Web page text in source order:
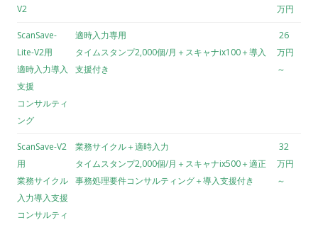
V2
万円
ScanSave-
Lite-V2用
適時入力導入
支援
コンサルティ
ング
適時入力専用
タイムスタンプ2,000個/月＋スキャナix100＋導入
支援付き
26
万円
～
ScanSave-V2
用
業務サイクル
入力導入支援
コンサルティ
業務サイクル＋適時入力
タイムスタンプ2,000個/月＋スキャナix500＋適正
事務処理要件コンサルティング＋導入支援付き
32
万円
～